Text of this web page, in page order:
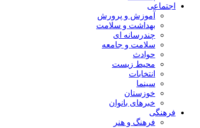
اجتماعی
آموزش و پرورش
بهداشت و سلامت
چندرسانه ای
سلامت و جامعه
حوادث
محیط زیست
انتخابات
سینما
خوزستان
خبرهای بانوان
فرهنگی
فرهنگ و هنر